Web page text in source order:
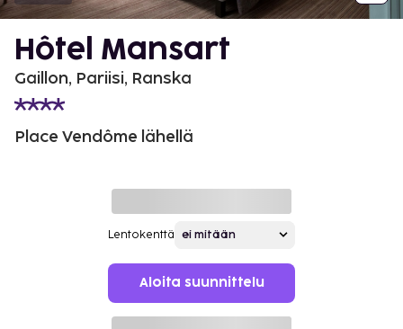
Hôtel Mansart
Gaillon, Pariisi, Ranska
Place Vendôme lähellä
Lentokenttä
Aloita suunnittelu